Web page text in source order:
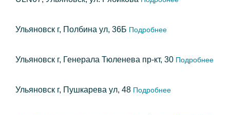
Ульяновск г, Полбина ул, 36Б Подробнее
Ульяновск г, Генерала Тюленева пр-кт, 30 Подробнее
Ульяновск г, Пушкарева ул, 48 Подробнее